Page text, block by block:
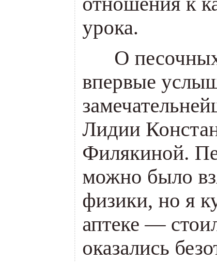
урока.
О
впервые
Лидии
Филякиной.
можно было
физики, но я
аптеке —
оказались